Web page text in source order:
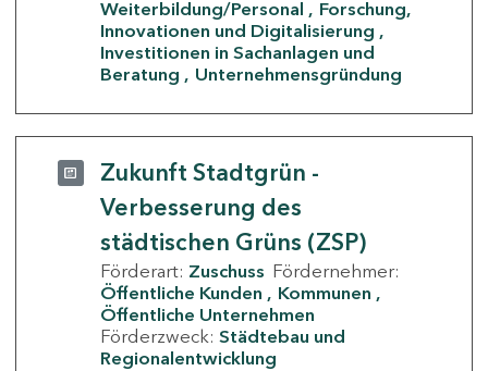
Weiterbildung/Personal
Forschung,
Innovationen und Digitalisierung
Investitionen in Sachanlagen und
Beratung
Unternehmensgründung
Zukunft Stadtgrün -
Verbesserung des
städtischen Grüns (ZSP)
Förderart: Zuschuss Fördernehmer:
Öffentliche Kunden
Kommunen
Öffentliche Unternehmen
Förderzweck: Städtebau und
Regionalentwicklung